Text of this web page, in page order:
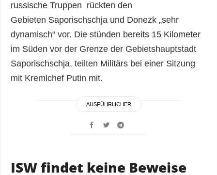
russische Truppen rückten den
Gebieten Saporischschja und Donezk „sehr
dynamisch“ vor. Die stünden bereits 15 Kilometer
im Süden vor der Grenze der Gebietshauptstadt
Saporischschja, teilten Militärs bei einer Sitzung
mit Kremlchef Putin mit.
AUSFÜHRLICHER
ISW findet keine Beweise